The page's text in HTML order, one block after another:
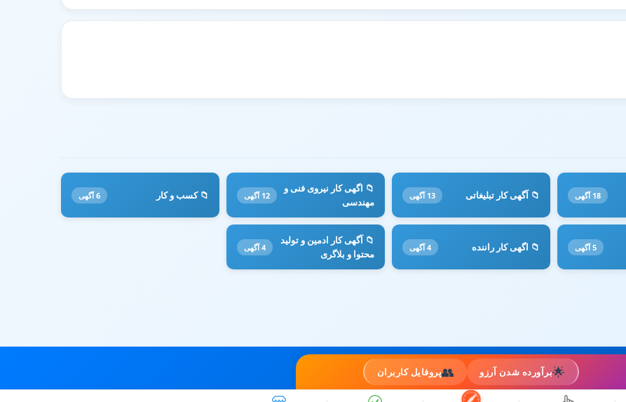
🌟برآورده شدن آرزو 👥پروفایل کاربران
18 آگهی 📁 آگهی کار تبلیغاتی 13 آگهی
📁 اگهی کار نیروی فنی و
مهندسی
12 آگهی 📁 کسب و کار 6 آگهی
5 آگهی 📁 اگهی کار راننده 4 آگهی
📁 آگهی کار ادمین و تولید
محتوا و بلاگری
4 آگهی
صفحه اصلیتماس با ماقوانین